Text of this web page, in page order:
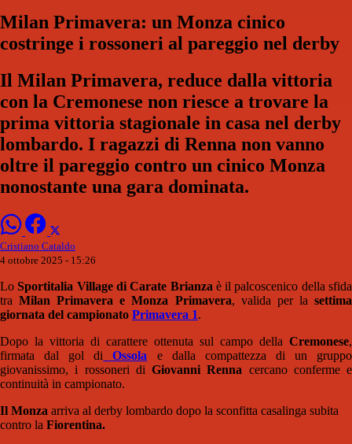
Milan Primavera: un Monza cinico
costringe i rossoneri al pareggio nel derby
Il Milan Primavera, reduce dalla vittoria
con la Cremonese non riesce a trovare la
prima vittoria stagionale in casa nel derby
lombardo. I ragazzi di Renna non vanno
oltre il pareggio contro un cinico Monza
nonostante una gara dominata.
Cristiano Cataldo
4 ottobre 2025 - 15:26
LoSportitalia Village di Carate Brianza è il palcoscenico della sfida
traMilan Primavera e Monza Primavera, valida per lasettima
giornata del campionato Primavera 1.
Dopo la vittoria di carattere ottenuta sul campo della Cremonese,
firmata dal gol di Ossola e dalla compattezza di un gruppo
giovanissimo, i rossoneri di Giovanni Renna cercano conferme e
continuità in campionato.
Il Monza arriva al derby lombardo dopo la sconfitta casalinga subita
contro la Fiorentina.